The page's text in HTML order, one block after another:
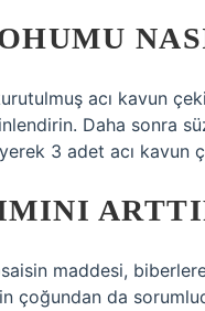
acı kavun
Daha sonra
3 adet acı
maddesi,
çoğundan da